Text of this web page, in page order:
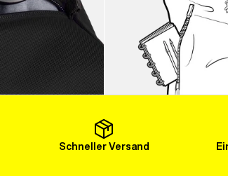
Mehr laden
Schneller Versand